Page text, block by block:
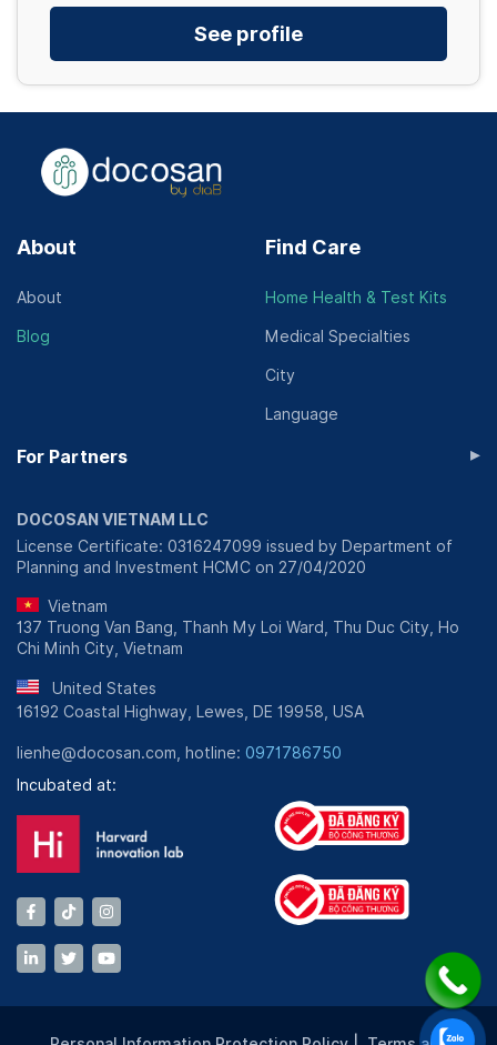
See profile
About
About
Blog
Find Care
Home Health & Test Kits
Medical Specialties
City
Language
For Partners ▸
DOCOSAN VIETNAM LLC
License Certificate: 0316247099 issued by Department of
Planning and Investment HCMC on 27/04/2020
Vietnam
137 Truong Van Bang, Thanh My Loi Ward, Thu Duc City, Ho
Chi Minh City, Vietnam
United States
16192 Coastal Highway, Lewes, DE 19958, USA
lienhe@docosan.com, hotline: 0971786750
Incubated at: